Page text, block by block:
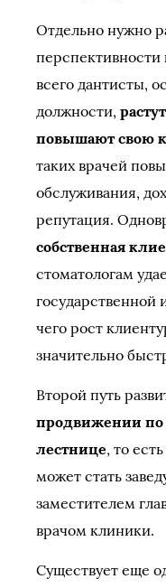
Отдельно нужно
перспективности
всего дантисты,
должности,
повышают свою
таких врачей
обслуживания,
репутация.
собственная
стоматологам
государственной
чего рост
значительно
Второй путь
продвижении по
лестнице, то
может стать
заместителем
врачом клиники.
Существует еще